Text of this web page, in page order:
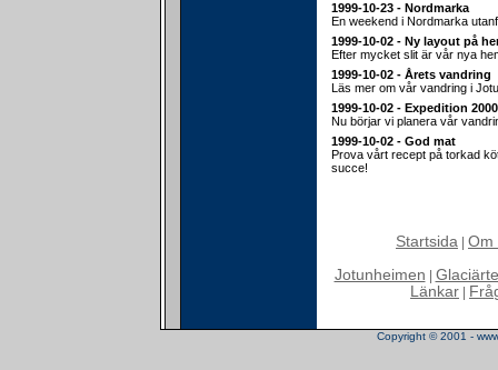
1999-10-23 - Nordmarka
En weekend i Nordmarka
1999-10-02 - Ny layout på
Efter mycket slit är vår nya
1999-10-02 - Årets vandring
Läs mer om vår vandring i
1999-10-02 - Expedition 2000
Nu börjar vi planera vår
1999-10-02 - God mat
Prova vårt recept på torkad
succe!
Startsida Om
Jotunheimen
Länkar
Copyright © 2001 -